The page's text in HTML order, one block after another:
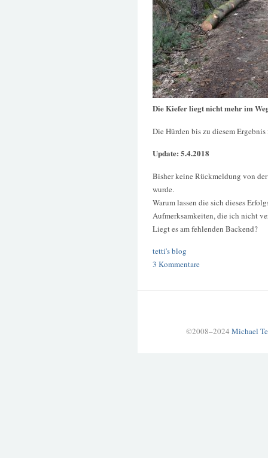
Die Kiefer liegt nicht mehr im
Die Hürden bis zu diesem
Update: 5.4.2018
Bisher keine Rückmeldung von
wurde.
Warum lassen die sich dieses
Aufmerksamkeiten, die ich nicht
Liegt es am fehlenden Backend?
tetti's blog
3 Kommentare
©2008–2024 Michael